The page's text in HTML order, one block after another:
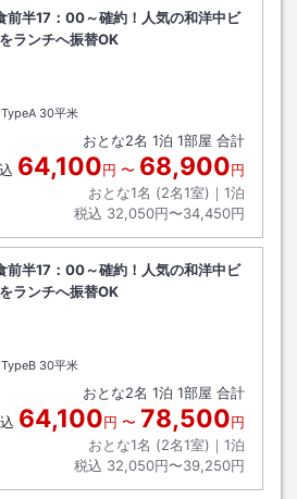
前半17：00～確約！人気の和洋中ビ
ランチへ振替OK
ト
30平米
おとな2名 1泊 1部屋 合計
64,100円 〜 68,900円
おとな1名 (2名1室)｜ 1泊
税込 32,050円〜34,450円
前半17：00～確約！人気の和洋中ビ
ランチへ振替OK
ト
30平米
おとな2名 1泊 1部屋 合計
64,100円 〜 78,500円
おとな1名 (2名1室)｜ 1泊
税込 32,050円〜39,250円